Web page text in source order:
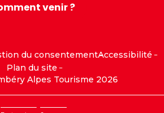
venir ?
du consentementAccessibilité
Plan du site
Alpes Tourisme 2026